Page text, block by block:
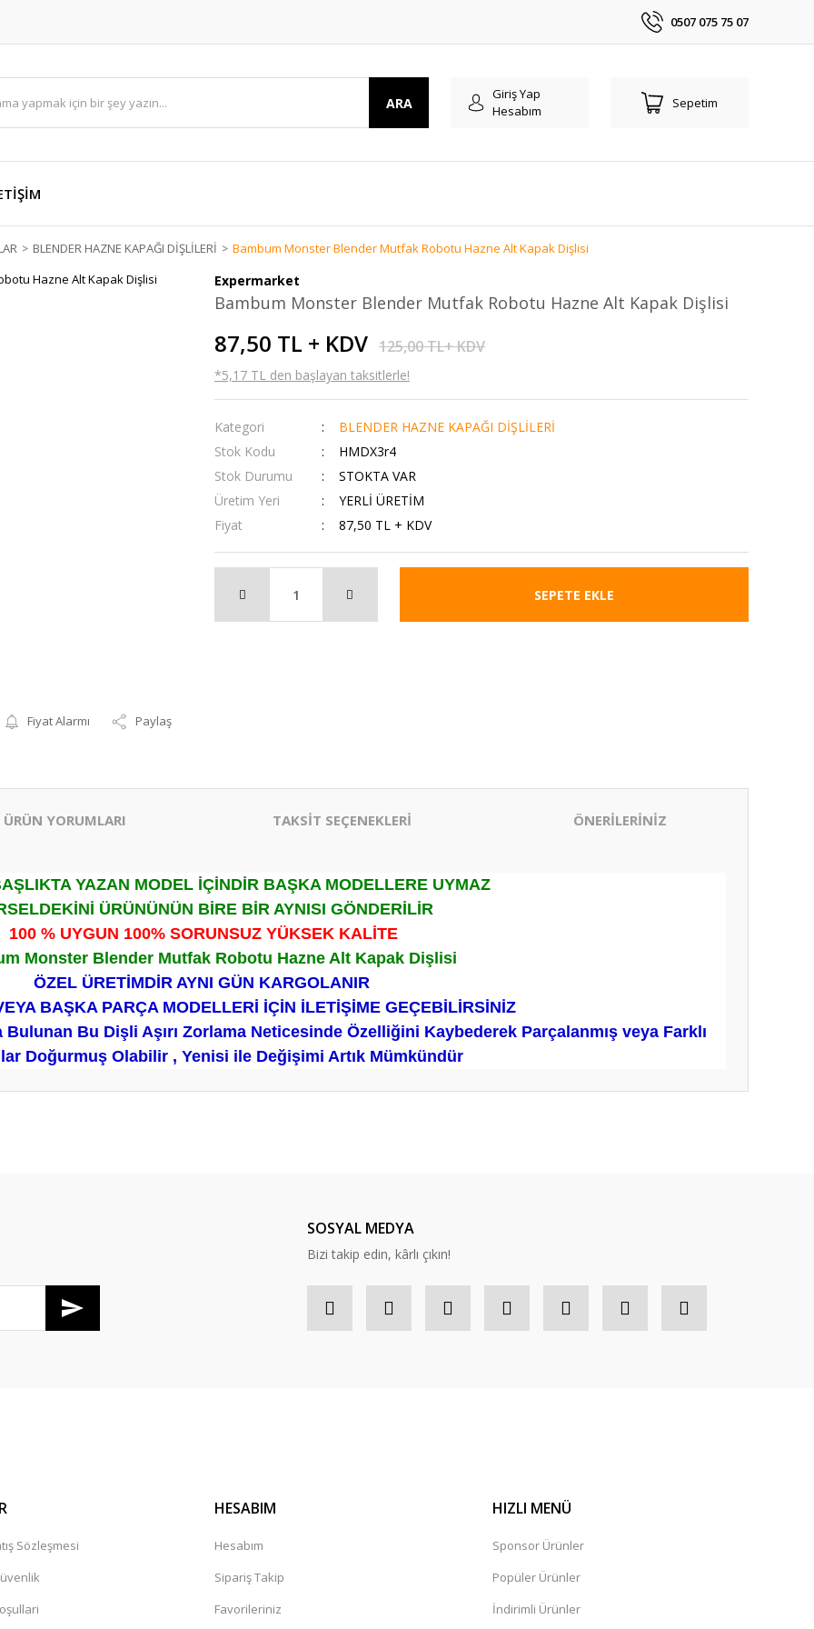
0507 075 75 07
ARA
Giriş Yap
Hesabım
Sepetim
BLENDER HAZNE KAPAĞI DİŞLİLERİ Bambum Monster Blender Mutfak Robotu Hazne Alt Kapak Dişlisi
Fiyat Alarmı Paylaş
Expermarket
Bambum Monster Blender Mutfak Robotu Hazne Alt Kapak Dişlisi
87,50 TL + KDV 125,00 TL+ KDV
*5,17 TL den başlayan taksitlerle!
Kategori
BLENDER HAZNE KAPAĞI DİŞLİLERİ
Stok Kodu
HMDX3r4
Stok Durumu
STOKTA VAR
Üretim Yeri
YERLİ ÜRETİM
Fiyat
87,50 TL + KDV
SEPETE EKLE
ÜRÜN YORUMLARI TAKSİT SEÇENEKLERİ ÖNERİLERİNİZ
YAZAN MODEL İÇİNDİR BAŞKA MODELLERE UYMAZ
ÜRÜNÜNÜN BİRE BİR AYNISI GÖNDERİLİR
100 % UYGUN 100% SORUNSUZ YÜKSEK KALİTE
Monster Blender Mutfak Robotu Hazne Alt Kapak Dişlisi
ÖZEL ÜRETİMDİR AYNI GÜN KARGOLANIR
BAŞKA PARÇA MODELLERİ İÇİN İLETİŞİME GEÇEBİLİRSİNİZ
Bulunan Bu Dişli Aşırı Zorlama Neticesinde Özelliğini Kaybederek Parçalanmış veya Farklı
Doğurmuş Olabilir , Yenisi ile Değişimi Artık Mümkündür
SOSYAL MEDYA
Bizi takip edin, kârlı çıkın!
Sözleşmesi
HESABIM
Hesabım
Sipariş Takip
Favorileriniz
HIZLI MENÜ
Sponsor Ürünler
Popüler Ürünler
İndirimli Ürünler